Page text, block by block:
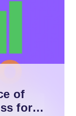
of
for